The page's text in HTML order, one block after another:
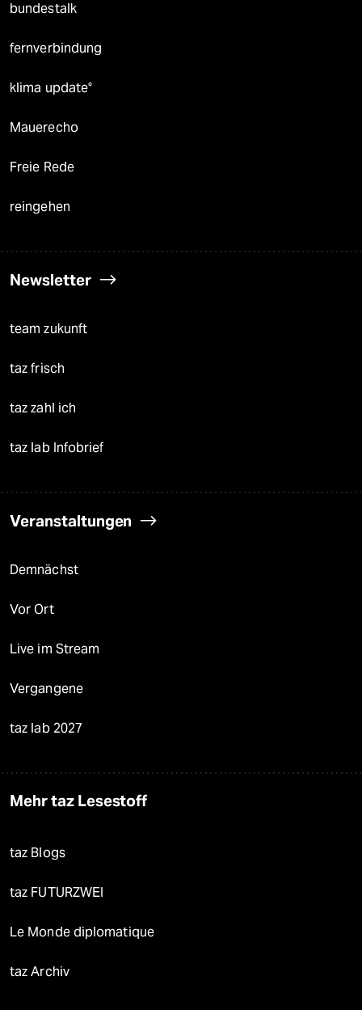
bundestalk
fernverbindung
klima update°
Mauerecho
Freie Rede
reingehen
Newsletter
team zukunft
taz frisch
taz zahl ich
taz lab Infobrief
Veranstaltungen
Demnächst
Vor Ort
Live im Stream
Vergangene
taz lab 2027
Mehr taz Lesestoff
taz Blogs
taz FUTURZWEI
Le Monde diplomatique
taz Archiv